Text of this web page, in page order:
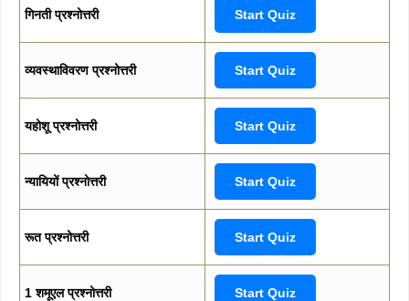
गिनती प्रश्नोत्तरी Start Quiz
व्यवस्थाविवरण प्रश्नोत्तरी Start Quiz
यहोशू प्रश्नोत्तरी Start Quiz
न्यायियों प्रश्नोत्तरी Start Quiz
रूत प्रश्नोत्तरी Start Quiz
1 शमूएल प्रश्नोत्तरी Start Quiz